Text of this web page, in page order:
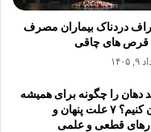
دردناک بیماران مصرف
قرص های چاقی
دهان را چگونه برای همیشه
درمان کنیم؟ ۷ علت پنهان و
قطعی و علمی